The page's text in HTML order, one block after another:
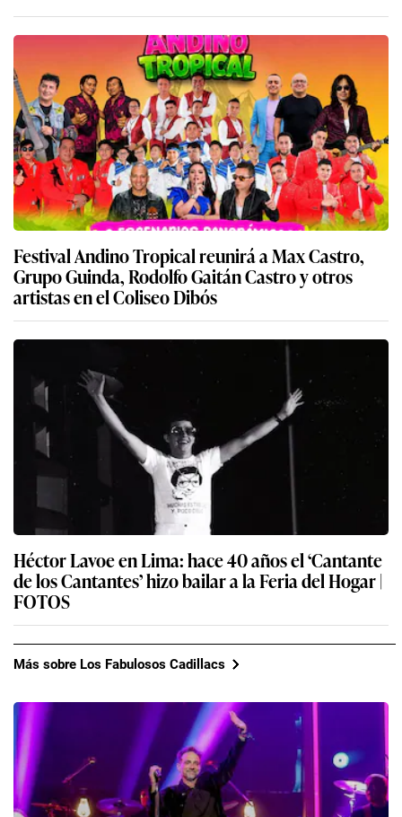
Festival Andino Tropical reunirá a Max Castro,
Grupo Guinda, Rodolfo Gaitán Castro y otros
artistas en el Coliseo Dibós
Héctor Lavoe en Lima: hace 40 años el ‘Cantante
de los Cantantes’ hizo bailar a la Feria del Hogar |
FOTOS
Más sobre Los Fabulosos Cadillacs